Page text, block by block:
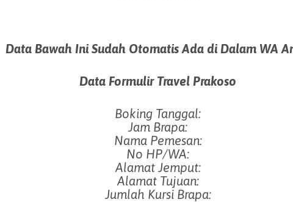
Data Bawah Ini Sudah Otomatis Ada di Dalam WA
Data Formulir Travel Prakoso
Boking Tanggal:
Jam Brapa:
Nama Pemesan:
No HP/WA:
Alamat Jemput:
Alamat Tujuan:
Jumlah Kursi Brapa: